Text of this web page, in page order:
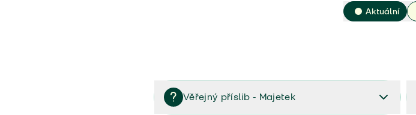
Aktuální
Věřejný příslib - Majetek